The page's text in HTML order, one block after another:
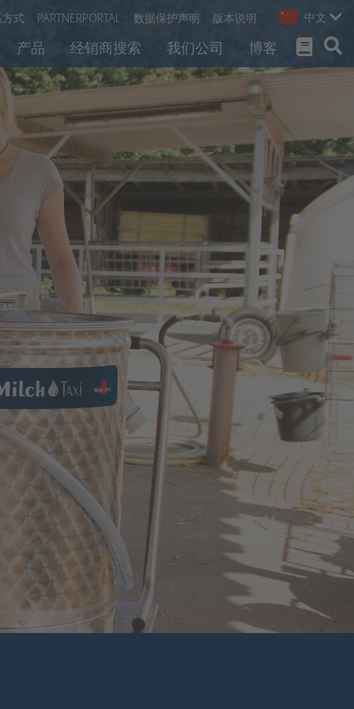
式 PARTNERPORTAL 数据保护声明 版本说明 中文
产品 经销商搜索 我们公司 博客